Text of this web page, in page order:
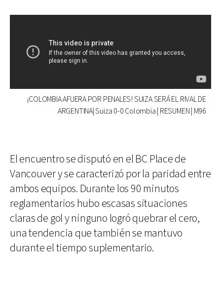
¡COLOMBIA AFUERA POR PENALES! SUIZA SERÁ EL RIVAL DE
ARGENTINA| Suiza 0-0 Colombia | RESUMEN | M96
El encuentro se disputó en el BC Place de
Vancouver y se caracterizó por la paridad entre
ambos equipos. Durante los 90 minutos
reglamentarios hubo escasas situaciones
claras de gol y ninguno logró quebrar el cero,
una tendencia que también se mantuvo
durante el tiempo suplementario.